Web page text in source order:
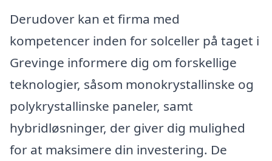
Derudover kan et firma med
kompetencer inden for solceller på taget i
Grevinge informere dig om forskellige
teknologier, såsom monokrystallinske og
polykrystallinske paneler, samt
hybridløsninger, der giver dig mulighed
for at maksimere din investering. De